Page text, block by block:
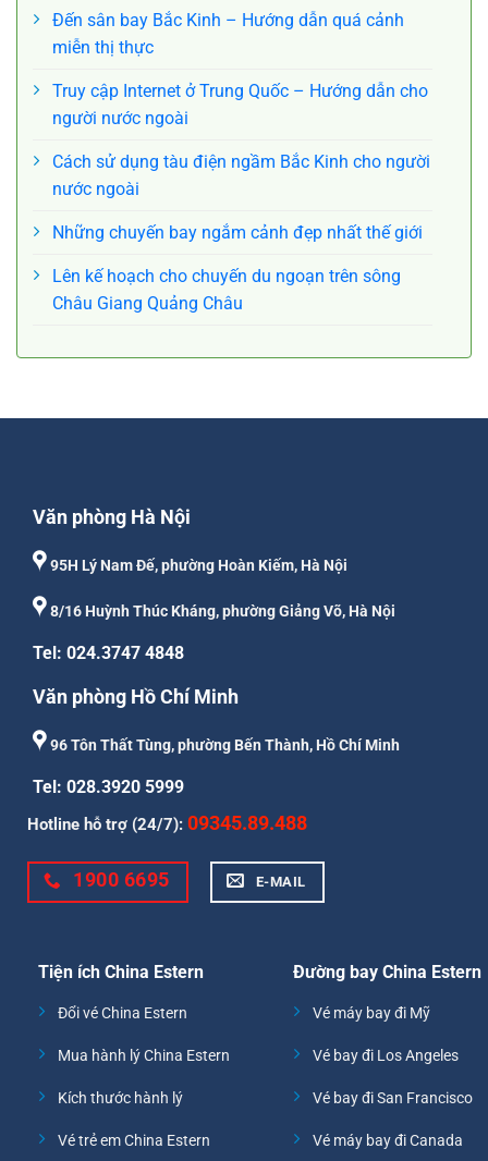
Đến sân bay Bắc Kinh – Hướng dẫn quá cảnh
miễn thị thực
Truy cập Internet ở Trung Quốc – Hướng dẫn cho
người nước ngoài
Cách sử dụng tàu điện ngầm Bắc Kinh cho người
nước ngoài
Những chuyến bay ngắm cảnh đẹp nhất thế giới
Lên kế hoạch cho chuyến du ngoạn trên sông
Châu Giang Quảng Châu
Văn phòng Hà Nội
95H Lý Nam Đế, phường Hoàn Kiếm, Hà Nội
8/16 Huỳnh Thúc Kháng, phường Giảng Võ, Hà Nội
Tel: 024.3747 4848
Văn phòng Hồ Chí Minh
96 Tôn Thất Tùng, phường Bến Thành, Hồ Chí Minh
Tel: 028.3920 5999
Hotline hỗ trợ (24/7): 09345.89.488
1900 6695 E-MAIL
Tiện ích China Estern
Đổi vé China Estern
Mua hành lý China Estern
Kích thước hành lý
Vé trẻ em China Estern
Đường bay China Estern
Vé máy bay đi Mỹ
Vé bay đi Los Angeles
Vé bay đi San Francisco
Vé máy bay đi Canada